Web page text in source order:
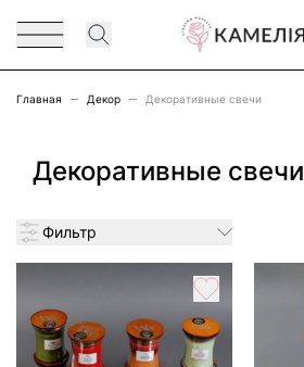
Перейти к содержимому
Главная Декор Декоративные свечи
Декоративные свечи
Фильтр